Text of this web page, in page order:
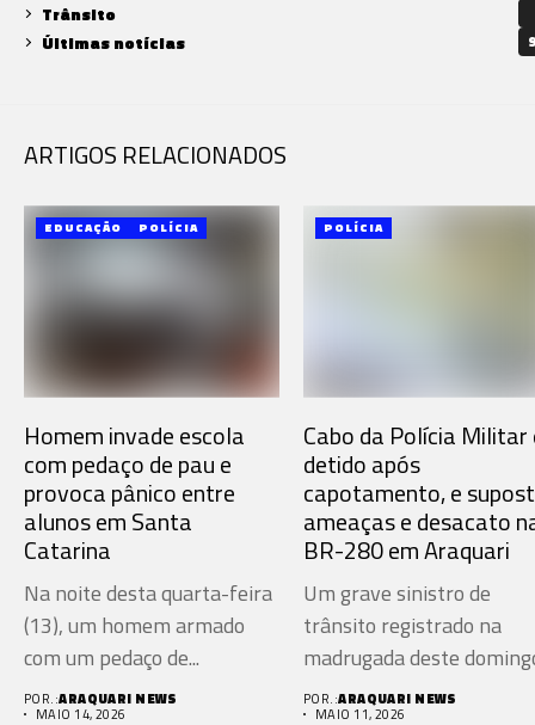
Trânsito
Últimas notícias
ARTIGOS RELACIONADOS
EDUCAÇÃO POLÍCIA
Homem invade escola
com pedaço de pau e
provoca pânico entre
alunos em Santa
Catarina
Na noite desta quarta-feira
(13), um homem armado
com um pedaço de...
POR.:ARAQUARI NEWS
MAIO 14, 2026
POLÍCIA
Cabo da Polícia Militar
detido após
capotamento, e
ameaças e desacato
BR-280 em Araquari
Um grave sinistro de
trânsito registrado na
madrugada deste
(10), na...
POR.:ARAQUARI NEWS
MAIO 11, 2026